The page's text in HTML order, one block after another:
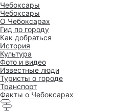
Чебоксары
Чебоксары
O Чебоксарах
Гид по городу
Как добраться
История
Культура
Фото и видео
Известные люди
Туристы о городе
Транспорт
Факты о Чебоксарах